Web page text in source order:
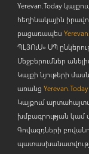
Yerevan.Today
հեղինակային
բացառապես
ՊԼՅՈւՍ» ՍՊ
Մեջբերումներ
Կայքի նյութերի
առանց Yerevan.Today
Կայքում
խմբագրության
Գովազդների